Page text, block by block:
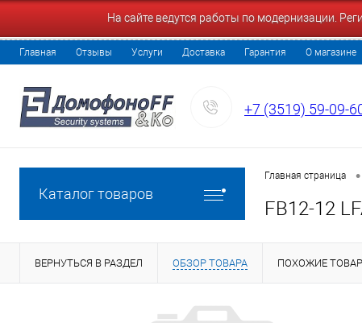
На сайте ведутся работы по модернизации.
Главная Отзывы Услуги Доставка Гарантия О магазине
+7 (3519) 59-09-
Каталог товаров
Главная страница •
FB12-12
ВЕРНУТЬСЯ В РАЗДЕЛ ОБЗОР ТОВАРА ПОХОЖИЕ